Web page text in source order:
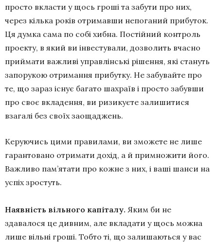
просто вкласти у щось гроші та забути про них,
через кілька років отримавши непоганий прибуток.
Ця думка сама по собі хибна. Постійний контроль
проекту, в який ви інвестували, дозволить вчасно
приймати важливі управлінські рішення, які стануть
запорукою отримання прибутку. Не забувайте про
те, що зараз існує багато шахраїв і просто забувши
про своє вкладення, ви ризикуєте залишитися
взагалі без своїх заощаджень.
Керуючись цими правилами, ви зможете не лише
гарантовано отримати дохід, а й примножити його.
Важливо пам’ятати про кожне з них, і ваші шанси на
успіх зростуть.
Наявність вільного капіталу. Яким би не
здавалося це дивним, але вкладати у щось можна
лише вільні гроші. Тобто ті, що залишаються у вас